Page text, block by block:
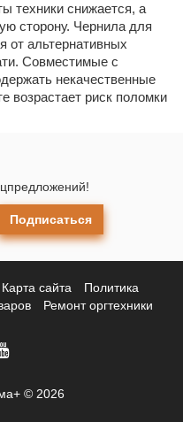
техники снижается, а
сторону. Чернила для
от альтернативных
Совместимые с
некачественные
возрастает риск поломки
Подписаться
Карта сайта
Политика
Ремонт оргтехники
© 2026